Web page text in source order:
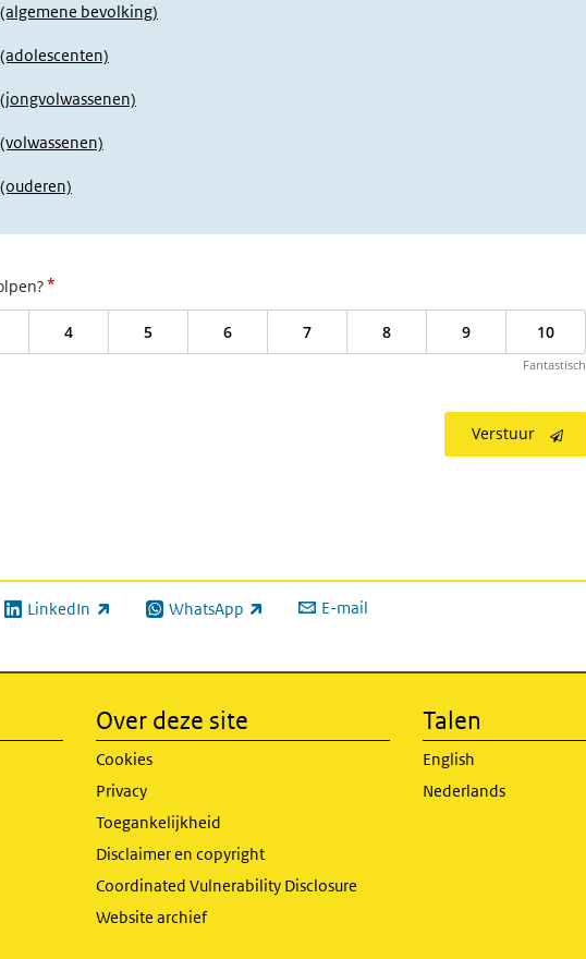
bevolking)
*
4 5 6 7 8 9 10
Fantastisch
Verstuur
LinkedIn
(externe link) WhatsApp
(externe link) E-mail
Over deze site
Cookies
Privacy
Toegankelijkheid
Disclaimer en copyright
Coordinated Vulnerability Disclosure
Website archief
Talen
English
Nederlands